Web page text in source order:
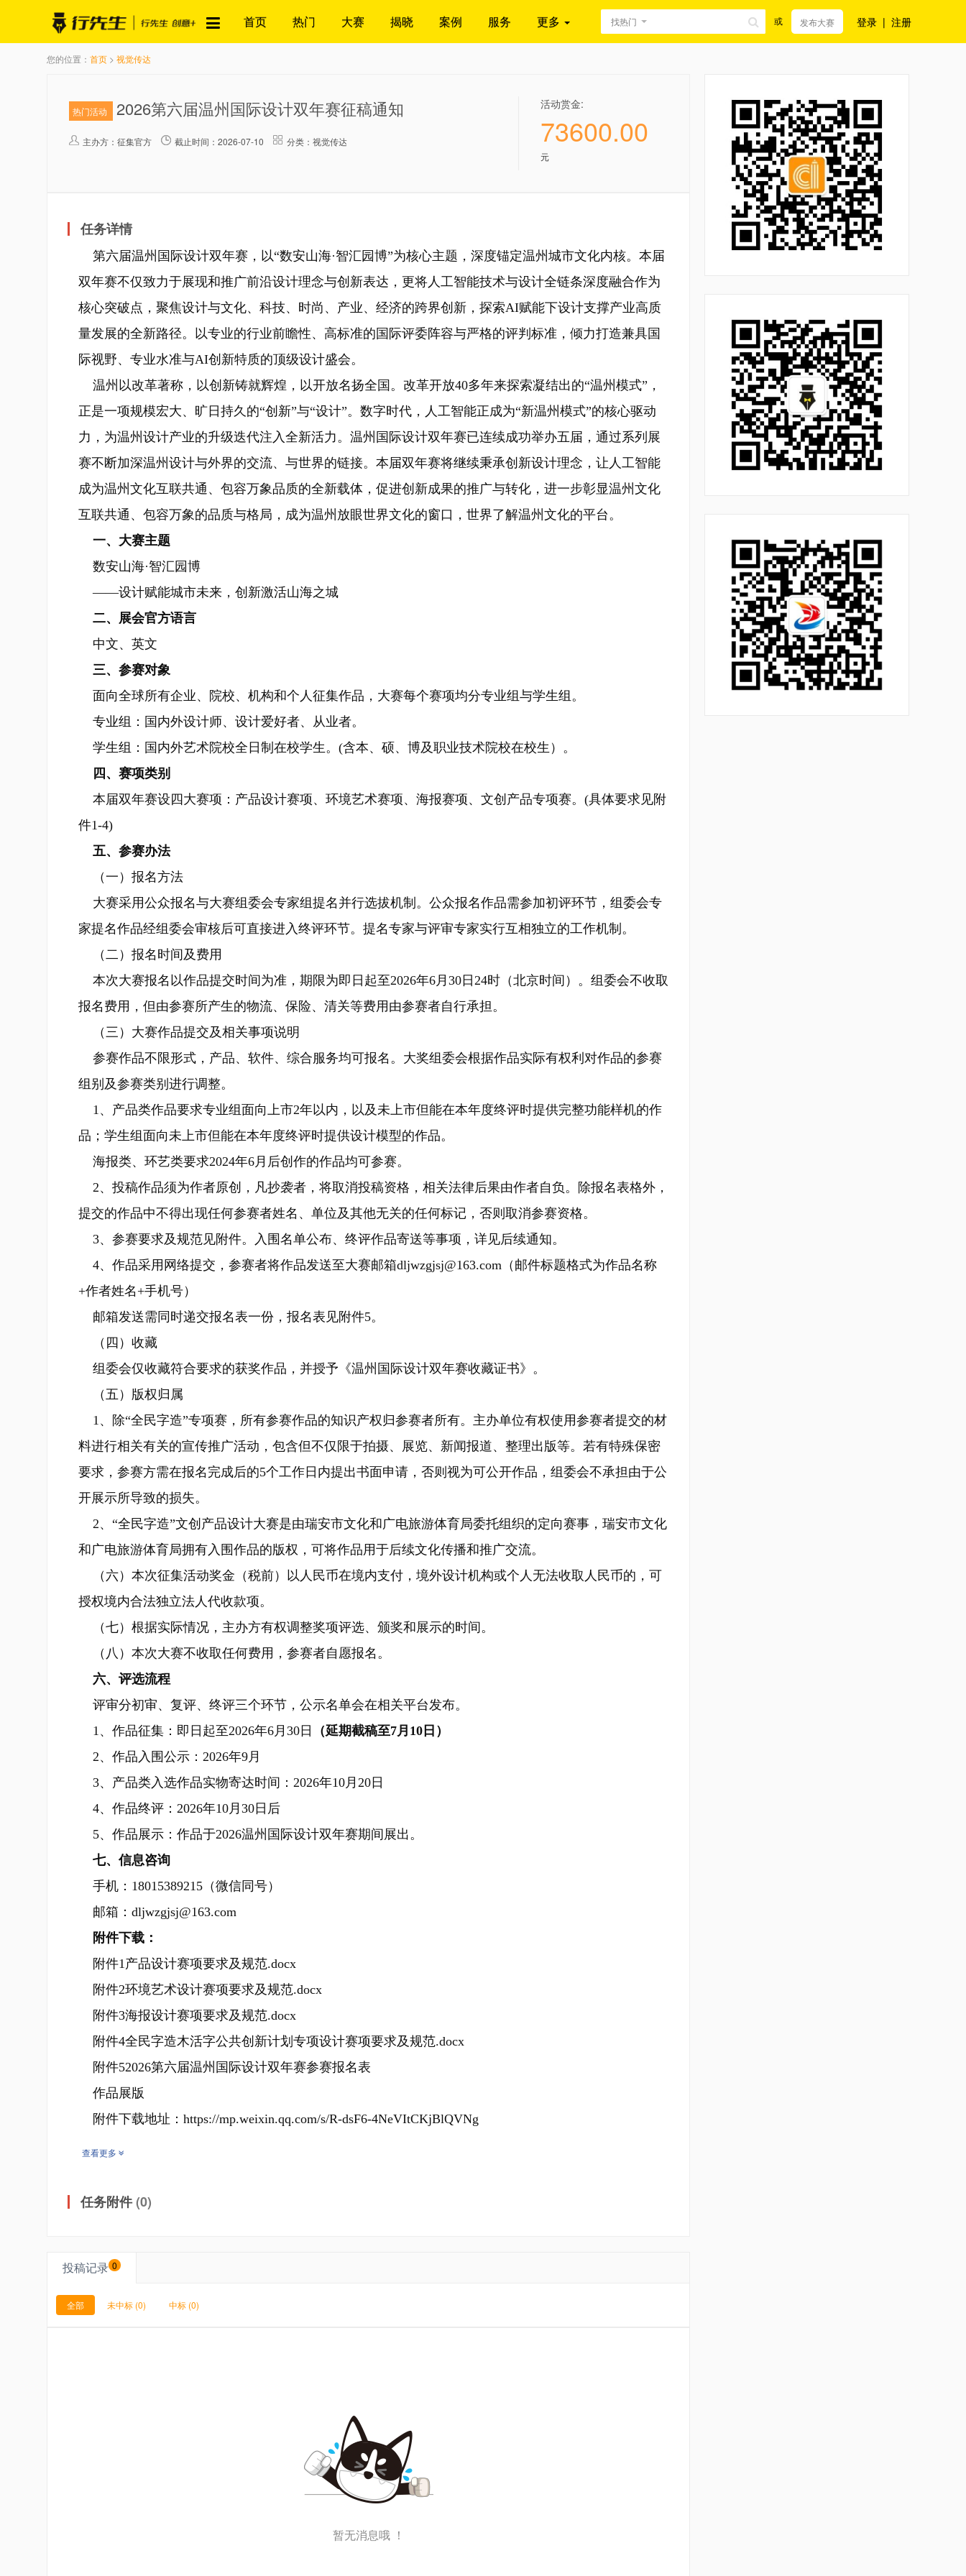
首页 热门 大赛 揭晓 案例 服务 更多 找热门 或 发布大赛 登录 | 注册
您的位置： 首页 > 视觉传达
热门活动 2026第六届温州国际设计双年赛征稿通知
主办方： 征集官方 截止时间：2026-07-10 分类：视觉传达
活动赏金:
73600.00
元
任务详情
第六届温州国际设计双年赛，以“数安山海·智汇园博”为核心主题，深度锚定温州城市文化内核。本届
双年赛不仅致力于展现和推广前沿设计理念与创新表达，更将人工智能技术与设计全链条深度融合作为
核心突破点，聚焦设计与文化、科技、时尚、产业、经济的跨界创新，探索AI赋能下设计支撑产业高质
量发展的全新路径。以专业的行业前瞻性、高标准的国际评委阵容与严格的评判标准，倾力打造兼具国
际视野、专业水准与AI创新特质的顶级设计盛会。
温州以改革著称，以创新铸就辉煌，以开放名扬全国。改革开放40多年来探索凝结出的“温州模式”，
正是一项规模宏大、旷日持久的“创新”与“设计”。数字时代，人工智能正成为“新温州模式”的核心驱动
力，为温州设计产业的升级迭代注入全新活力。温州国际设计双年赛已连续成功举办五届，通过系列展
赛不断加深温州设计与外界的交流、与世界的链接。本届双年赛将继续秉承创新设计理念，让人工智能
成为温州文化互联共通、包容万象品质的全新载体，促进创新成果的推广与转化，进一步彰显温州文化
互联共通、包容万象的品质与格局，成为温州放眼世界文化的窗口，世界了解温州文化的平台。
一、大赛主题
数安山海·智汇园博
——设计赋能城市未来，创新激活山海之城
二、展会官方语言
中文、英文
三、参赛对象
面向全球所有企业、院校、机构和个人征集作品，大赛每个赛项均分专业组与学生组。
专业组：国内外设计师、设计爱好者、从业者。
学生组：国内外艺术院校全日制在校学生。(含本、硕、博及职业技术院校在校生）。
四、赛项类别
本届双年赛设四大赛项：产品设计赛项、环境艺术赛项、海报赛项、文创产品专项赛。(具体要求见附
件1-4)
五、参赛办法
（一）报名方法
大赛采用公众报名与大赛组委会专家组提名并行选拔机制。公众报名作品需参加初评环节，组委会专
家提名作品经组委会审核后可直接进入终评环节。提名专家与评审专家实行互相独立的工作机制。
（二）报名时间及费用
本次大赛报名以作品提交时间为准，期限为即日起至2026年6月30日24时（北京时间）。组委会不收取
报名费用，但由参赛所产生的物流、保险、清关等费用由参赛者自行承担。
（三）大赛作品提交及相关事项说明
参赛作品不限形式，产品、软件、综合服务均可报名。大奖组委会根据作品实际有权利对作品的参赛
组别及参赛类别进行调整。
1、产品类作品要求专业组面向上市2年以内，以及未上市但能在本年度终评时提供完整功能样机的作
品；学生组面向未上市但能在本年度终评时提供设计模型的作品。
海报类、环艺类要求2024年6月后创作的作品均可参赛。
2、投稿作品须为作者原创，凡抄袭者，将取消投稿资格，相关法律后果由作者自负。除报名表格外，
提交的作品中不得出现任何参赛者姓名、单位及其他无关的任何标记，否则取消参赛资格。
3、参赛要求及规范见附件。入围名单公布、终评作品寄送等事项，详见后续通知。
4、作品采用网络提交，参赛者将作品发送至大赛邮箱dljwzgjsj@163.com（邮件标题格式为作品名称
+作者姓名+手机号）
邮箱发送需同时递交报名表一份，报名表见附件5。
（四）收藏
组委会仅收藏符合要求的获奖作品，并授予《温州国际设计双年赛收藏证书》。
（五）版权归属
1、除“全民字造”专项赛，所有参赛作品的知识产权归参赛者所有。主办单位有权使用参赛者提交的材
料进行相关有关的宣传推广活动，包含但不仅限于拍摄、展览、新闻报道、整理出版等。若有特殊保密
要求，参赛方需在报名完成后的5个工作日内提出书面申请，否则视为可公开作品，组委会不承担由于公
开展示所导致的损失。
2、“全民字造”文创产品设计大赛是由瑞安市文化和广电旅游体育局委托组织的定向赛事，瑞安市文化
和广电旅游体育局拥有入围作品的版权，可将作品用于后续文化传播和推广交流。
（六）本次征集活动奖金（税前）以人民币在境内支付，境外设计机构或个人无法收取人民币的，可
授权境内合法独立法人代收款项。
（七）根据实际情况，主办方有权调整奖项评选、颁奖和展示的时间。
（八）本次大赛不收取任何费用，参赛者自愿报名。
六、评选流程
评审分初审、复评、终评三个环节，公示名单会在相关平台发布。
1、作品征集：即日起至2026年6月30日
（延期截稿至7月10日）
2、作品入围公示：2026年9月
3、产品类入选作品实物寄达时间：2026年10月20日
4、作品终评：2026年10月30日后
5、作品展示：作品于2026温州国际设计双年赛期间展出。
七、信息咨询
手机：18015389215（微信同号）
邮箱：dljwzgjsj@163.com
附件下载：
附件1产品设计赛项要求及规范.docx
附件2环境艺术设计赛项要求及规范.docx
附件3海报设计赛项要求及规范.docx
附件4全民字造木活字公共创新计划专项设计赛项要求及规范.docx
附件52026第六届温州国际设计双年赛参赛报名表
作品展版
附件下载地址： https://mp.weixin.qq.com/s/R-dsF6-4NeVItCKjBlQVNg
查看更多
任务附件(0)
投稿记录 0
全部 未中标 (0) 中标 (0)
暂无消息哦 ！